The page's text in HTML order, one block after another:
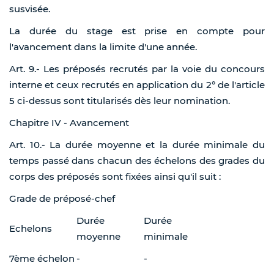
susvisée.
La durée du stage est prise en compte pour
l'avancement dans la limite d'une année.
Art. 9.- Les préposés recrutés par la voie du concours
interne et ceux recrutés en application du 2° de l'article
5 ci-dessus sont titularisés dès leur nomination.
Chapitre IV - Avancement
Art. 10.- La durée moyenne et la durée minimale du
temps passé dans chacun des échelons des grades du
corps des préposés sont fixées ainsi qu'il suit :
Grade de préposé-chef
Echelons
Durée
moyenne
Durée
minimale
7ème échelon -
-